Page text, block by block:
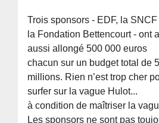
Trois sponsors - EDF, la SNCF
la Fondation Bettencourt - ont a
aussi allongé 500 000 euros
chacun sur un budget total de 5
millions. Rien n’est trop cher
surfer sur la vague Hulot...
à condition de maîtriser la
Les sponsors ne sont pas